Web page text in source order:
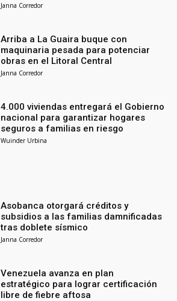
Janna Corredor
Arriba a La Guaira buque con
maquinaria pesada para potenciar
obras en el Litoral Central
Janna Corredor
4.000 viviendas entregará el Gobierno
nacional para garantizar hogares
seguros a familias en riesgo
Wuinder Urbina
Asobanca otorgará créditos y
subsidios a las familias damnificadas
tras doblete sísmico
Janna Corredor
Venezuela avanza en plan
estratégico para lograr certificación
libre de fiebre aftosa